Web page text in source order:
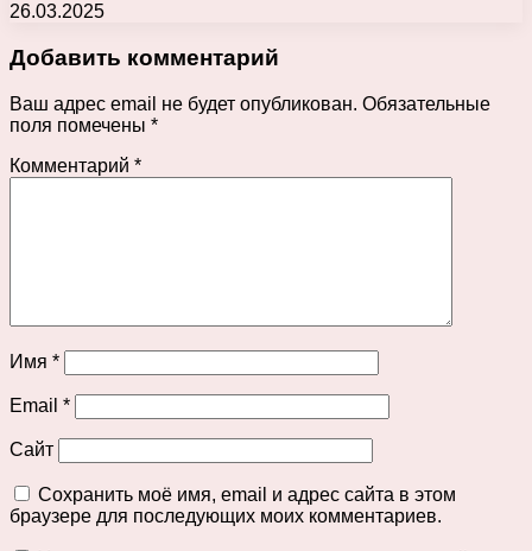
26.03.2025
Добавить комментарий
Ваш адрес email не будет опубликован. Обязательные
поля помечены *
Комментарий *
Имя *
Email *
Сайт
Сохранить моё имя, email и адрес сайта в этом
браузере для последующих моих комментариев.